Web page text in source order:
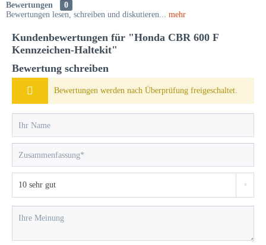
Bewertungen
0
Bewertungen lesen, schreiben und diskutieren... mehr
Kundenbewertungen für "Honda CBR 600 F
Kennzeichen-Haltekit"
Bewertung schreiben
Bewertungen werden nach Überprüfung freigeschaltet.